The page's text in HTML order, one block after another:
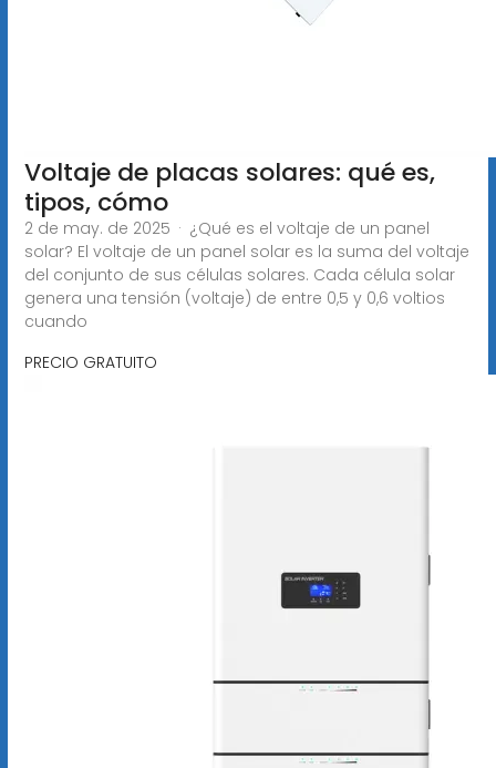
Voltaje de placas solares: qué es,
tipos, cómo
2 de may. de 2025 · ¿Qué es el voltaje de un panel
solar? El voltaje de un panel solar es la suma del voltaje
del conjunto de sus células solares. Cada célula solar
genera una tensión (voltaje) de entre 0,5 y 0,6 voltios
cuando
PRECIO GRATUITO